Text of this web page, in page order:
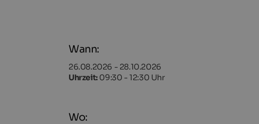
Wann:
26.08.2026 - 28.10.2026
Uhrzeit:09:30 - 12:30 Uhr
Wo: